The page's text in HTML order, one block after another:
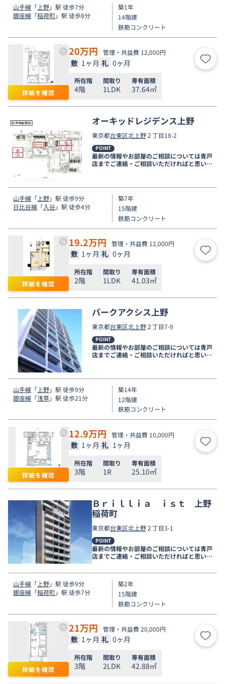
山手線 「 上野」駅 徒歩7分
銀座線 「稲荷町」駅 徒歩8分
築1年
14階建
鉄筋コンクリート
詳細を確認
20万円 管理・共益費 12,000円
敷 1ヶ月 礼 0ヶ月 お気
所在階
4階
間取り
1LDK
専有面積
37.64㎡
オーキッドレジデンス上野
東京都台東区北上野２丁目18-2
POINT
最新の情報やお部屋のご相談については青戸
店までご連絡・ご相談いただければと思いま
山手線 「 上野」駅 徒歩9分
日比谷線 「入谷」駅 徒歩4分
築7年
15階建
鉄筋コンクリート
詳細を確認
19.2万円 管理・共益費 12,000円
敷 1ヶ月 礼 0ヶ月 お気
所在階
2階
間取り
1LDK
専有面積
41.03㎡
パークアクシス上野
東京都台東区北上野２丁目7-9
POINT
最新の情報やお部屋のご相談については青戸
店までご連絡・ご相談いただければと思いま
山手線 「 上野」駅 徒歩9分
銀座線 「浅草」駅 徒歩21分
築14年
12階建
鉄筋コンクリート
詳細を確認
12.9万円 管理・共益費 10,000円
敷 1ヶ月 礼 1ヶ月 お気
所在階
3階
間取り
1R
専有面積
25.10㎡
Ｂｒｉｌｌｉａ ｉｓｔ 上野
稲荷町
東京都台東区北上野２丁目3-1
POINT
最新の情報やお部屋のご相談については青戸
店までご連絡・ご相談いただければと思いま
す。
山手線 「 上野」駅 徒歩9分
銀座線 「稲荷町」駅 徒歩7分
築2年
15階建
鉄筋コンクリート
詳細を確認
21万円 管理・共益費 20,000円
敷 1ヶ月 礼 0ヶ月 お気
所在階
3階
間取り
2LDK
専有面積
42.88㎡